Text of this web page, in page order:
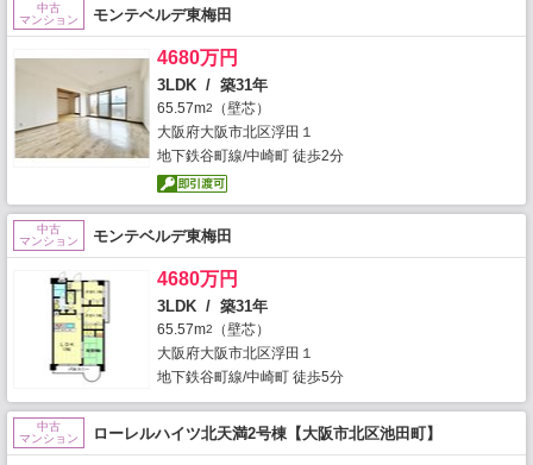
中古
マンション
モンテベルデ東梅田
4680万円
3LDK / 築31年
65.57m2
（壁芯）
大阪府大阪市北区浮田１
地下鉄谷町線/中崎町 徒歩2分
中古
マンション
モンテベルデ東梅田
4680万円
3LDK / 築31年
65.57m2
（壁芯）
大阪府大阪市北区浮田１
地下鉄谷町線/中崎町 徒歩5分
中古
マンション
ローレルハイツ北天満2号棟【大阪市北区池田町】